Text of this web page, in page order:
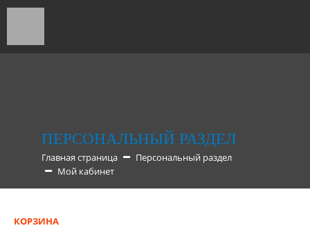
ПЕРСОНАЛЬНЫЙ РАЗДЕЛ
Главная страница
Персональный раздел
Мой кабинет
КОРЗИНА